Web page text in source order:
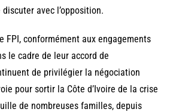
avec l’opposition.
FPI, conformément aux engagements
le cadre de leur accord de
de privilégier la négociation
pour sortir la Côte d’Ivoire de la crise
de nombreuses familles, depuis